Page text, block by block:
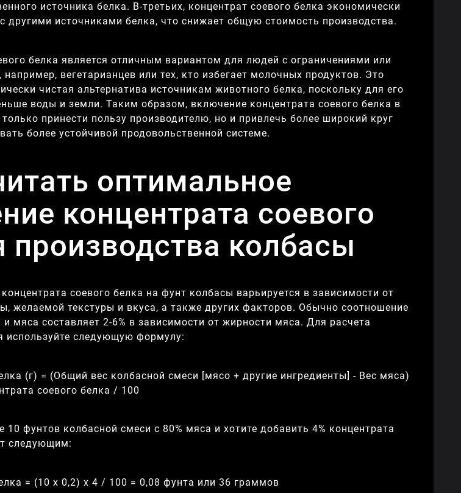
источника белка. В-третьих, концентрат соевого белка экономически
другими источниками белка, что снижает общую стоимость производства.
белка является отличным вариантом для людей с ограничениями или
вегетарианцев или тех, кто избегает молочных продуктов. Это
чистая альтернатива источникам животного белка, поскольку для его
воды и земли. Таким образом, включение концентрата соевого белка в
принести пользу производителю, но и привлечь более широкий круг
более устойчивой продовольственной системе.
оптимальное
концентрата соевого
производства колбасы
соевого белка на фунт колбасы варьируется в зависимости от
желаемой текстуры и вкуса, а также других факторов. Обычно соотношение
и мяса составляет 2-6% в зависимости от жирности мяса. Для расчета
используйте следующую формулу:
(г) = (Общий вес колбасной смеси [мясо + другие ингредиенты] - Вес мяса)
соевого белка / 100
10 фунтов колбасной смеси с 80% мяса и хотите добавить 4% концентрата
следующим:
= (10 x 0,2) x 4 / 100 = 0,08 фунта или 36 граммов